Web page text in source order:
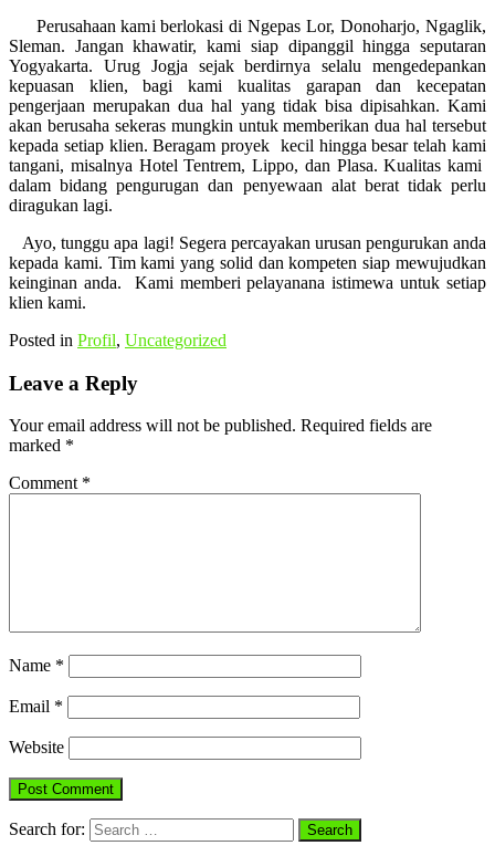
Perusahaan kami berlokasi di Ngepas Lor, Donoharjo, Ngaglik,
Sleman. Jangan khawatir, kami siap dipanggil hingga seputaran
Yogyakarta. Urug Jogja sejak berdirnya selalu mengedepankan
kepuasan klien, bagi kami kualitas garapan dan kecepatan
pengerjaan merupakan dua hal yang tidak bisa dipisahkan. Kami
akan berusaha sekeras mungkin untuk memberikan dua hal tersebut
kepada setiap klien. Beragam proyek kecil hingga besar telah kami
tangani, misalnya Hotel Tentrem, Lippo, dan Plasa. Kualitas kami
dalam bidang pengurugan dan penyewaan alat berat tidak perlu
diragukan lagi.
Ayo, tunggu apa lagi! Segera percayakan urusan pengurukan anda
kepada kami. Tim kami yang solid dan kompeten siap mewujudkan
keinginan anda. Kami memberi pelayanana istimewa untuk setiap
klien kami.
Posted in Profil, Uncategorized
Leave a Reply
Your email address will not be published. Required fields are
marked *
Comment *
Name *
Email *
Website
Search for: